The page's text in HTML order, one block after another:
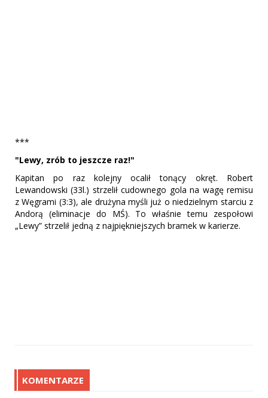
***
"Lewy, zrób to jeszcze raz!"
Kapitan po raz kolejny ocalił tonący okręt. Robert
Lewandowski (33l.) strzelił cudownego gola na wagę remisu
z Węgrami (3:3), ale drużyna myśli już o niedzielnym starciu z
Andorą (eliminacje do MŚ). To właśnie temu zespołowi
„Lewy” strzelił jedną z najpiękniejszych bramek w karierze.
KOMENTARZE